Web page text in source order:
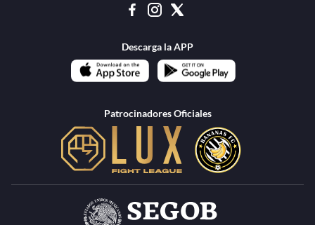
Descarga la APP
Patrocinadores Oficiales